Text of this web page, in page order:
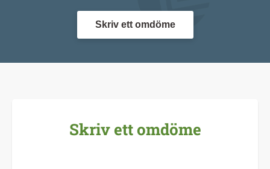
Skriv ett omdöme
Skriv ett omdöme